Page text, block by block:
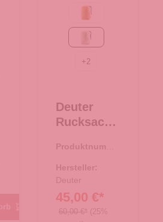
amber-maple
bone-desert
+2
Deuter
Rucksack
bone-
desert
Produktnumme
Hersteller:
Deuter
45,00 €*
60,00 €* (25%